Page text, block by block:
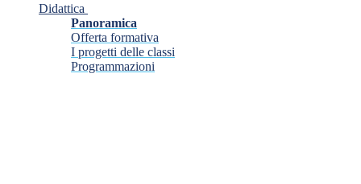
Didattica
Panoramica
Offerta formativa
I progetti delle classi
Programmazioni